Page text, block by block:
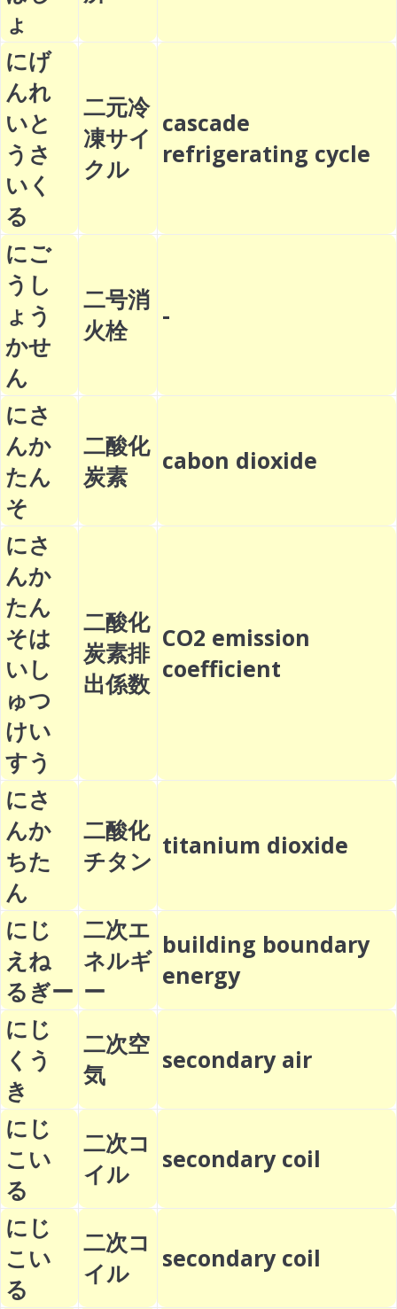
ょ
にげ
んれ
いと
うさ
いく
る
二元冷
凍サイ
クル
cascade
refrigerating cycle
にご
うし
ょう
かせ
ん
二号消
火栓
-
にさ
んか
たん
そ
二酸化
炭素
cabon dioxide
にさ
んか
たん
そは
いし
ゅつ
けい
すう
二酸化
炭素排
出係数
CO2 emission
coefficient
にさ
んか
ちた
ん
二酸化
チタン
titanium dioxide
にじ
えね
るぎー
二次エ
ネルギ
ー
building boundary
energy
にじ
くう
き
二次空
気
secondary air
にじ
こい
る
二次コ
イル
secondary coil
にじ
こい
る
二次コ
イル
secondary coil